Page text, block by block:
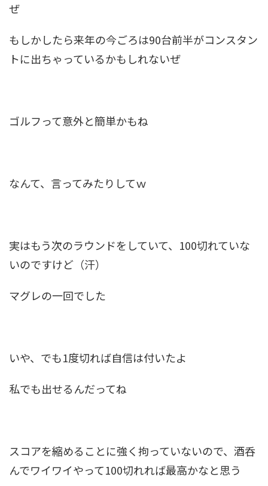
ぜ
もしかしたら来年の今ごろは90台前半がコンスタン
トに出ちゃっているかもしれないぜ
ゴルフって意外と簡単かもね
なんて、言ってみたりしてｗ
実はもう次のラウンドをしていて、100切れていな
いのですけど（汗）
マグレの一回でした
いや、でも1度切れば自信は付いたよ
私でも出せるんだってね
スコアを縮めることに強く拘っていないので、酒呑
んでワイワイやって100切れれば最高かなと思う